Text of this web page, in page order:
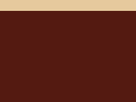
dirigible y la ducha de ozono
el bienestar más allá